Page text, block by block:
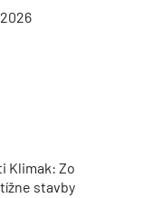
Klimak: Zo
stavby